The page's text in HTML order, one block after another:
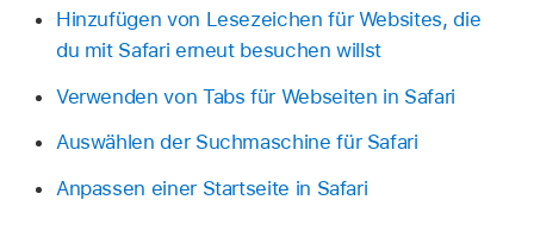
Hinzufügen von Lesezeichen für Websites, die
du mit Safari erneut besuchen willst
Verwenden von Tabs für Webseiten in Safari
Auswählen der Suchmaschine für Safari
Anpassen einer Startseite in Safari